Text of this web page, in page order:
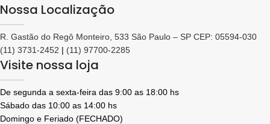
Nossa Localização
R. Gastão do Regô Monteiro, 533 São Paulo – SP CEP: 05594-030
(11) 3731-2452 | (11) 97700-2285
Visite nossa loja
De segunda a sexta-feira das 9:00 as 18:00 hs
Sábado das 10:00 as 14:00 hs
Domingo e Feriado (FECHADO)